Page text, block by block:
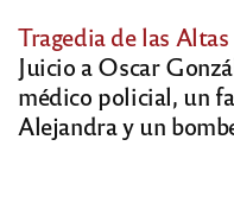
Tragedia de las
Juicio a Oscar
médico policial, un
Alejandra y un